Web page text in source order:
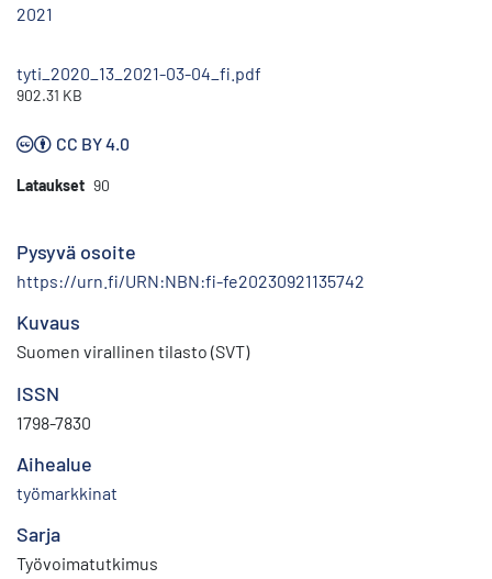
2021
tyti_2020_13_2021-03-04_fi.pdf
902.31 KB
CC BY 4.0
Lataukset 90
Pysyvä osoite
https://urn.fi/URN:NBN:fi-fe20230921135742
Kuvaus
Suomen virallinen tilasto (SVT)
ISSN
1798-7830
Aihealue
työmarkkinat
Sarja
Työvoimatutkimus